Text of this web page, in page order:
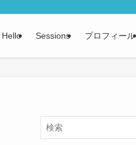
Hello Sessions プロフィール